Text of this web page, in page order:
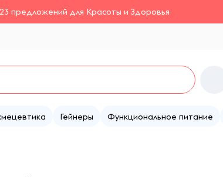
предложений для Красоты и Здоровья
Гейнеры Функциональное питание